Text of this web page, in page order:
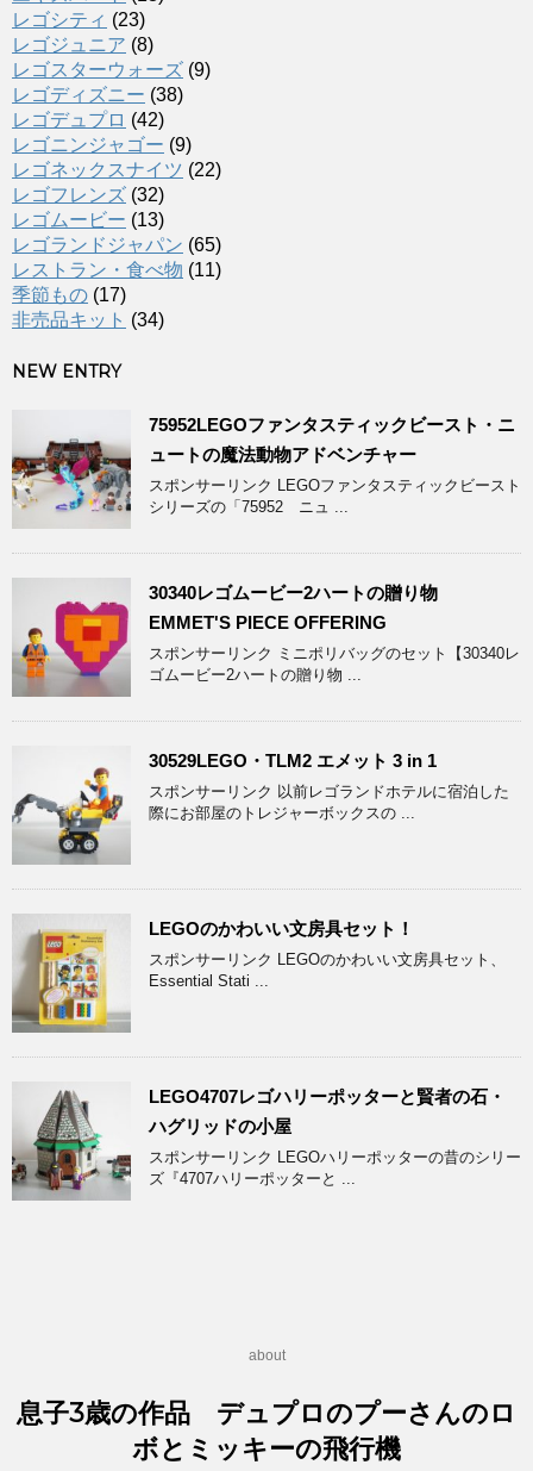
レゴシティ (23)
レゴジュニア (8)
レゴスターウォーズ (9)
レゴディズニー (38)
レゴデュプロ (42)
レゴニンジャゴー (9)
レゴネックスナイツ (22)
レゴフレンズ (32)
レゴムービー (13)
レゴランドジャパン (65)
レストラン・食べ物 (11)
季節もの (17)
非売品キット (34)
NEW ENTRY
75952LEGOファンタスティックビースト・ニ
ュートの魔法動物アドベンチャー
スポンサーリンク LEGOファンタスティックビースト
シリーズの「75952 ニュ ...
30340レゴムービー2ハートの贈り物
EMMET'S PIECE OFFERING
スポンサーリンク ミニポリバッグのセット【30340レ
ゴムービー2ハートの贈り物 ...
30529LEGO・TLM2 エメット 3 in 1
スポンサーリンク 以前レゴランドホテルに宿泊した
際にお部屋のトレジャーボックスの ...
LEGOのかわいい文房具セット！
スポンサーリンク LEGOのかわいい文房具セット、
Essential Stati ...
LEGO4707レゴハリーポッターと賢者の石・
ハグリッドの小屋
スポンサーリンク LEGOハリーポッターの昔のシリー
ズ『4707ハリーポッターと ...
about
息子3歳の作品 デュプロのプーさんのロ
ボとミッキーの飛行機